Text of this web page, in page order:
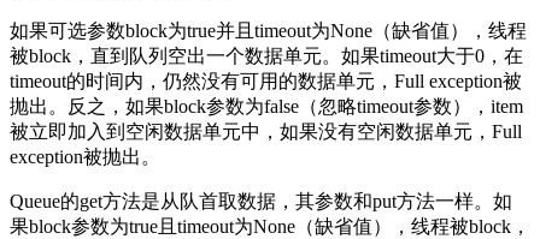
如果可选参数block为true并且timeout为None（缺省值），线程
被block，直到队列空出一个数据单元。如果timeout大于0，在
timeout的时间内，仍然没有可用的数据单元，Full exception被
抛出。反之，如果block参数为false（忽略timeout参数），item
被立即加入到空闲数据单元中，如果没有空闲数据单元，Full
exception被抛出。
Queue的get方法是从队首取数据，其参数和put方法一样。如
果block参数为true且timeout为None（缺省值），线程被block，